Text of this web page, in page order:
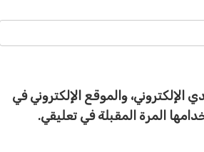
والموقع الإلكتروني في
المرة المقبلة في تعليقي.